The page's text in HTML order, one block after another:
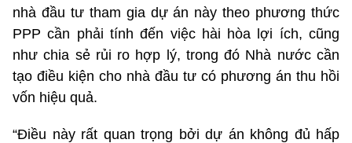
nhà đầu tư tham gia dự án này theo phương thức
PPP cần phải tính đến việc hài hòa lợi ích, cũng
như chia sẻ rủi ro hợp lý, trong đó Nhà nước cần
tạo điều kiện cho nhà đầu tư có phương án thu hồi
vốn hiệu quả.
“Điều này rất quan trọng bởi dự án không đủ hấp